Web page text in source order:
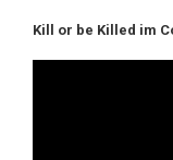
Kill or be Killed im